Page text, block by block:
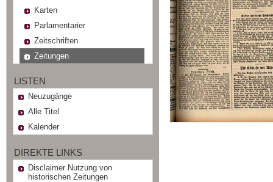
Karten
Parlamentarier
Zeitschriften
Zeitungen
LISTEN
Neuzugänge
Alle Titel
Kalender
DIREKTE LINKS
Disclaimer Nutzung von
historischen Zeitungen